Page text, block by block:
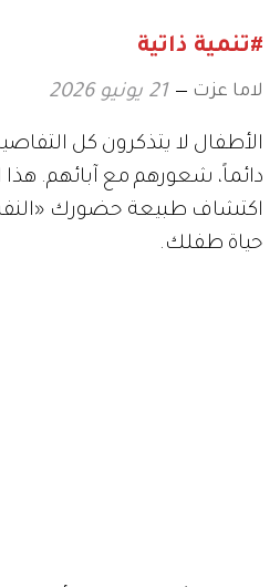
#تنمية ذاتية
لاما عزت 21 يونيو 2026
الأطفال لا يتذكرون كل
دائماً، شعورهم مع آبائهم.
اكتشاف طبيعة حضورك
حياة طفلك.